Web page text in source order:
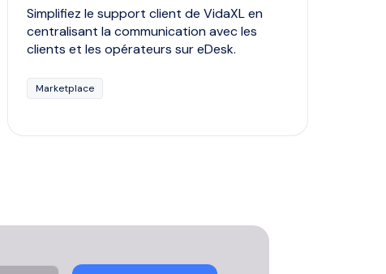
Simplifiez le support client de VidaXL en
centralisant la communication avec les
clients et les opérateurs sur eDesk.
Marketplace